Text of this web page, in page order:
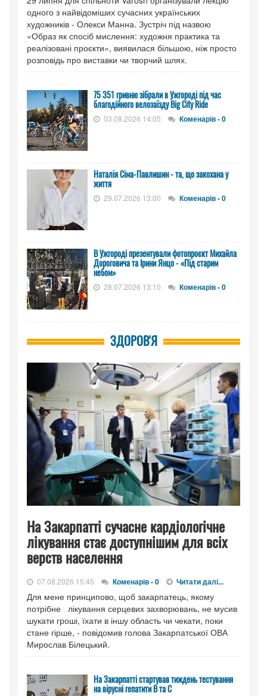
одного з найвідоміших сучасних українських
художників - Олекси Манна. Зустріч під назвою
«Образ як спосіб мислення: художня практика та
реалізовані проєкти», виявилася більшою, ніж просто
розповідь про виставки чи творчий шлях.
75 351 гривню зібрали в Ужгороді під час
благодійного велозаїзду Big Сity Ride
03.08.2026 14:05 Коменарів - 0
Наталія Сіма-Павлишин - та, що закохана у
життя
29.07.2026 13:00 Коменарів - 0
В Ужгороді презентували фотопроєкт Михайла
Дороговича та Ірини Янцо - «Під старим
небом»
28.07.2026 13:10 Коменарів - 0
ЗДОРОВ'Я
На Закарпатті сучасне кардіологічне
лікування стає доступнішим для всіх
верств населення
07.08.2026 15:45 Коменарів - 0 Читати далі...
Для мене принципово, щоб закарпатець, якому
потрібне лікування серцевих захворювань, не мусив
шукати гроші, їхати в іншу область чи чекати, поки
стане гірше, - повідомив голова Закарпатської ОВА
Мирослав Білецький.
На Закарпатті стартував тиждень тестування
на вірусні гепатити B та C